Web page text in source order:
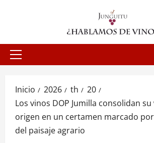
Menú
Inicio 2026 th
20
Los vinos DOP Jumilla consolidan
origen en un certamen marcado
del paisaje agrario